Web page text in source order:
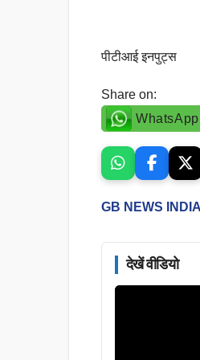
पीटीआई इनपुट्स
Share on:
WhatsApp
GB NEWS INDIA
देखें वीडियो